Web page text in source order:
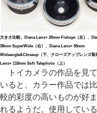
大きさ比較。Diana Lens+ 20mm Fisheye（左）、
38mm SuperWide（右）、Diana Lens+ 55mm
Wideangle&Closeup（下、クローズアップレンズ装
Lens+ 110mm Soft Telephoto（上）
トイカメラの作品を見て
いると、カラー作品では比
較的彩度の高いものが好ま
れるようだ。使用している